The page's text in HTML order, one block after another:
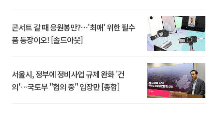
콘서트 갈 때 응원봉만?⋯'최애' 위한 필수
품 등장이오! [솔드아웃]
서울시, 정부에 정비사업 규제 완화 '건
의'⋯국토부 "협의 중" 입장만 [종합]